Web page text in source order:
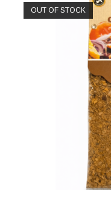
OUT OF STOCK